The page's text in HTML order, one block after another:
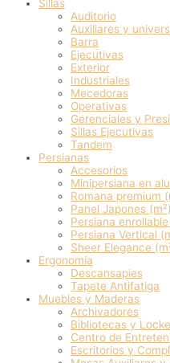
Sillas
Auditorio
Auxiliares y
Barra
Ejecutivas
Exterior
Industriales
Mecedoras
Operativas
Gerenciales y
Sillas Ejecutivas
Tandem
Persianas
Accesorios
Minipersiana en
Romana premium
Panel Japones (m²)
Persiana
Persiana Vertical
Sheer Elegance
Ergonomía
Descansapies
Tapete Antifatiga
Muebles y Maderas
Archivadores
Bibliotecas y
Centro de
Escritorios y